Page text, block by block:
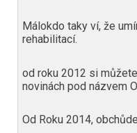
Málokdo taky ví, že
rehabilitací.
od roku 2012 si
novinách pod názvem
Od Roku 2014,